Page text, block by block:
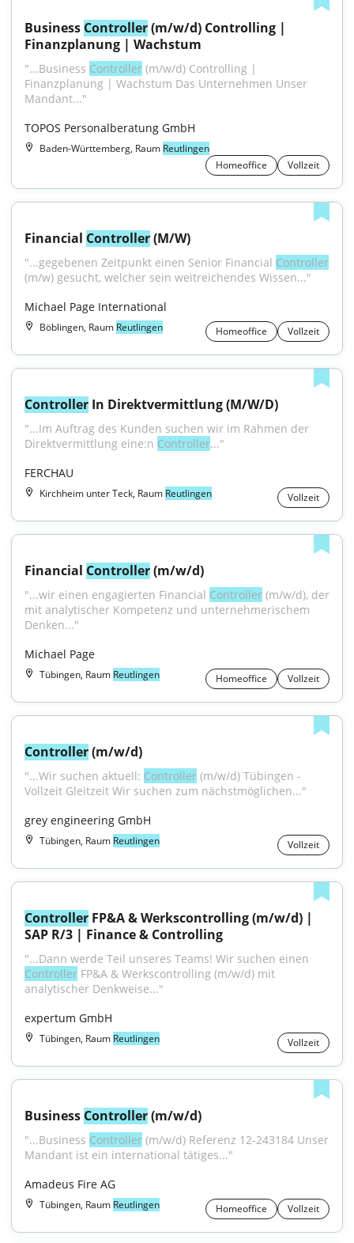
Business Controller (m/w/d) Controlling |
Finanzplanung | Wachstum
"...Business Controller (m/w/d) Controlling |
Finanzplanung | Wachstum Das Unternehmen Unser
Mandant..."
TOPOS Personalberatung GmbH
Baden-Württemberg, Raum Reutlingen
Homeoffice
Vollzeit
Financial Controller (M/W)
"...gegebenen Zeitpunkt einen Senior Financial Controller
(m/w) gesucht, welcher sein weitreichendes Wissen..."
Michael Page International
Böblingen, Raum Reutlingen Homeoffice Vollzeit
Controller In Direktvermittlung (M/W/D)
"...Im Auftrag des Kunden suchen wir im Rahmen der
Direktvermittlung eine:n Controller..."
FERCHAU
Kirchheim unter Teck, Raum Reutlingen Vollzeit
Financial Controller (m/w/d)
"...wir einen engagierten Financial Controller (m/w/d), der
mit analytischer Kompetenz und unternehmerischem
Denken..."
Michael Page
Tübingen, Raum Reutlingen Homeoffice Vollzeit
Controller (m/w/d)
"...Wir suchen aktuell: Controller (m/w/d) Tübingen -
Vollzeit Gleitzeit Wir suchen zum nächstmöglichen..."
grey engineering GmbH
Tübingen, Raum Reutlingen Vollzeit
Controller FP&A & Werkscontrolling (m/w/d) |
SAP R/3 | Finance & Controlling
Controller FP&A & Werkscontrolling (m/w/d) mit
analytischer Denkweise..."
expertum GmbH
Tübingen, Raum Reutlingen Vollzeit
Business Controller (m/w/d)
"...Business Controller (m/w/d) Referenz 12-243184 Unser
Mandant ist ein international tätiges..."
Amadeus Fire AG
Tübingen, Raum Reutlingen Homeoffice Vollzeit